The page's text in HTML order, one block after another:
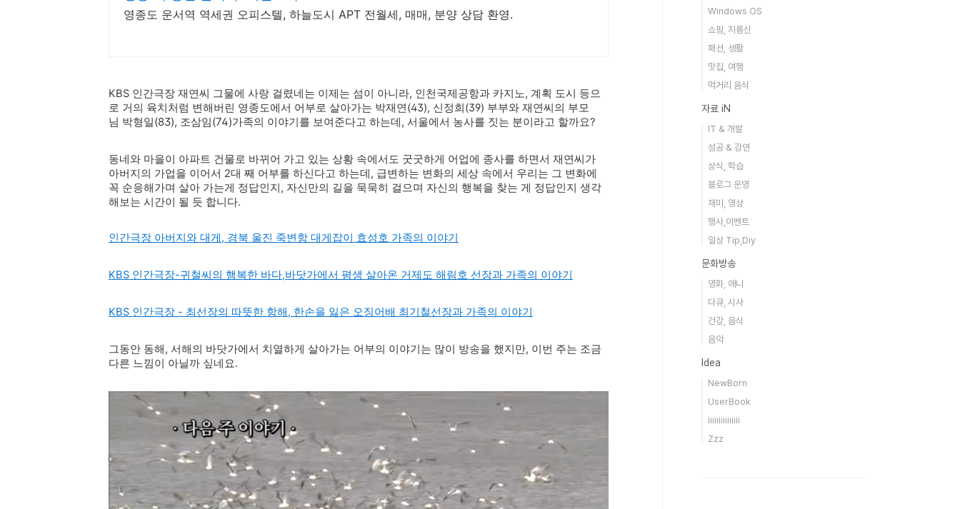
영종도 운서역 역세권 오피스텔, 하늘도시 APT 전월세, 매매, 분양 상담 환영.
KBS 인간극장 재연씨 그물에 사랑 걸렸네는 이제는 섬이 아니라, 인천국제공항과 카지노, 계획 도시 등으
로 거의 육치처럼 변해버린 영종도에서 어부로 살아가는 박재연(43), 신정희(39) 부부와 재연씨의 부모
님 박형일(83), 조삼임(74)가족의 이야기를 보여준다고 하는데, 서울에서 농사를 짓는 분이라고 할까요?
동네와 마을이 아파트 건물로 바뀌어 가고 있는 상황 속에서도 굿굿하게 어업에 종사를 하면서 재연씨가
아버지의 가업을 이어서 2대 째 어부를 하신다고 하는데, 급변하는 변화의 세상 속에서 우리는 그 변화에
꼭 순응해가며 살아 가는게 정답인지, 자신만의 길을 묵묵히 걸으며 자신의 행복을 찾는 게 정답인지 생각
해보는 시간이 될 듯 합니다.
인간극장 아버지와 대게, 경북 울진 죽변항 대게잡이 효성호 가족의 이야기
KBS 인간극장-귀철씨의 행복한 바다,바닷가에서 평생 살아온 거제도 해림호 선장과 가족의 이야기
KBS 인간극장 - 최선장의 따뜻한 항해, 한손을 잃은 오징어배 최기철선장과 가족의 이야기
그동안 동해, 서해의 바닷가에서 치열하게 살아가는 어부의 이야기는 많이 방송을 했지만, 이번 주는 조금
다른 느낌이 아닐까 싶네요.
Windows OS
쇼핑, 지름신
패션, 생활
맛집, 여행
먹거리 음식
자료 iN
IT & 개발
성공 & 강연
상식, 학습
블로그 운영
재미, 영상
행사,이벤트
일상 Tip,Diy
문화방송
영화, 애니
다큐, 시사
건강, 음식
음악
Idea
NewBorn
UserBook
iiiiiiiiiiiiiii
Zzz